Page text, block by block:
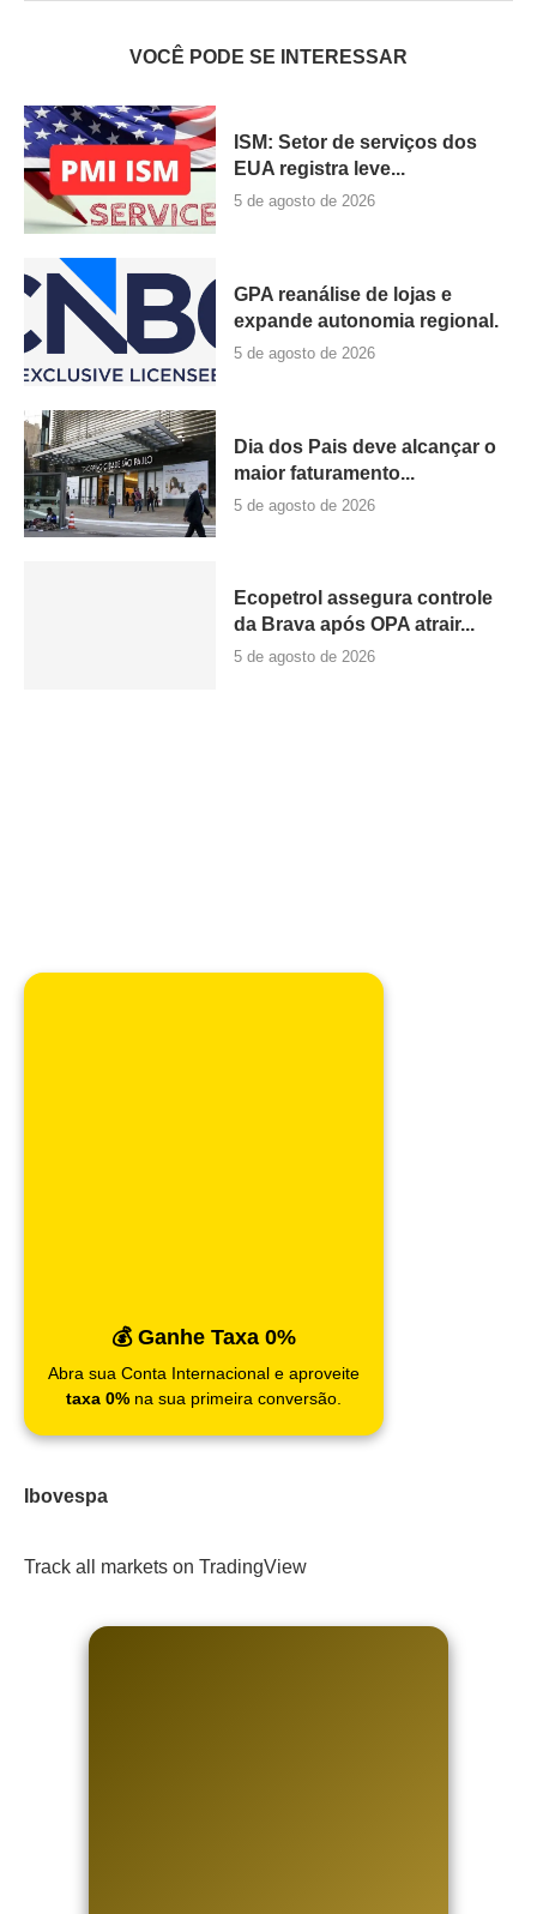
VOCÊ PODE SE INTERESSAR
ISM: Setor de serviços dos
EUA registra leve...
5 de agosto de 2026
GPA reanálise de lojas e
expande autonomia regional.
5 de agosto de 2026
Dia dos Pais deve alcançar o
maior faturamento...
5 de agosto de 2026
Ecopetrol assegura controle
da Brava após OPA atrair...
5 de agosto de 2026
💰 Ganhe Taxa 0%
Abra sua Conta Internacional e aproveite
taxa 0% na sua primeira conversão.
Ibovespa
Track all markets on TradingView